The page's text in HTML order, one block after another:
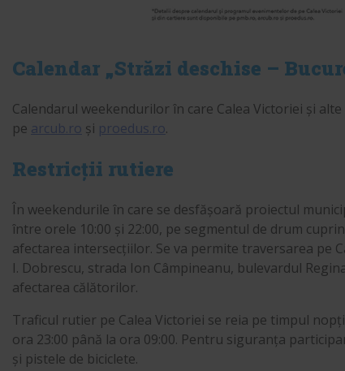
Calendar „Străzi deschise –
Calendarul weekendurilor în care Calea Victoriei și
pe arcub.ro și proedus.ro.
Restricții rutiere
În weekendurile în care se desfășoară proiectul
între orele 10:00 și 22:00, pe segmentul de drum
afectarea intersecțiilor. Se va permite traversarea pe
I. Dobrescu, strada Ion Câmpineanu, bulevardul
afectarea călătorilor.
Traficul rutier pe Calea Victoriei se reia pe timpul
ora 23:00 până la ora 09:00. Pentru siguranța
și pistele de biciclete.